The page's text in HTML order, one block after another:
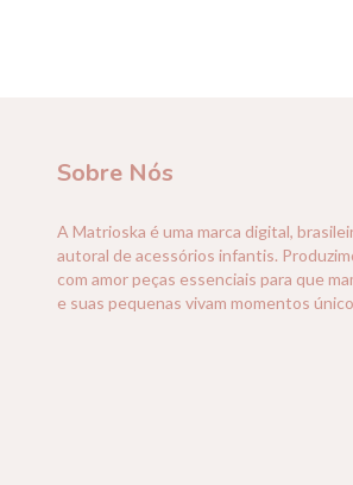
Sobre Nós
A Matrioska é uma marca digital,
autoral de acessórios infantis.
com amor peças essenciais para que
e suas pequenas vivam momentos